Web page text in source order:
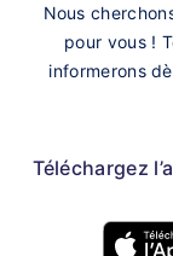
Nous
pour vous !
informerons
Téléchargez